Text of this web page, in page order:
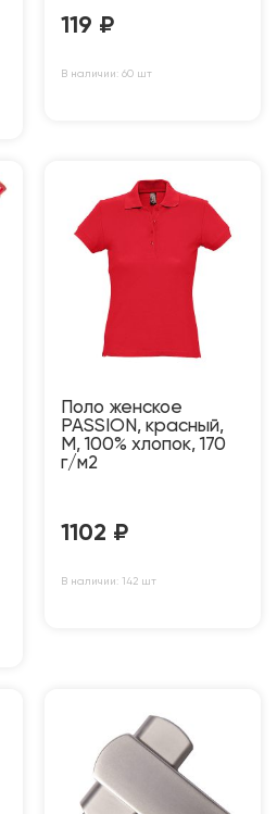
119 ₽
В наличии: 60 шт
Поло женское
PASSION, красный,
M, 100% хлопок, 170
г/м2
1102 ₽
В наличии: 142 шт